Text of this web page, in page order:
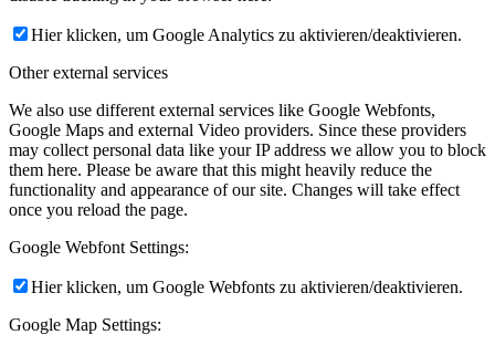
Hier klicken, um Google Analytics zu aktivieren/deaktivieren.
Other external services
We also use different external services like Google Webfonts,
Google Maps and external Video providers. Since these providers
may collect personal data like your IP address we allow you to block
them here. Please be aware that this might heavily reduce the
functionality and appearance of our site. Changes will take effect
once you reload the page.
Google Webfont Settings:
Hier klicken, um Google Webfonts zu aktivieren/deaktivieren.
Google Map Settings: